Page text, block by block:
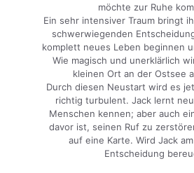
möchte zur Ruhe
Ein sehr intensiver Traum bringt
schwerwiegenden
komplett neues Leben beginnen
Wie magisch und unerklärlich
kleinen Ort an der Ostsee
Durch diesen Neustart wird es
richtig turbulent. Jack lernt
Menschen kennen; aber auch
davor ist, seinen Ruf zu
auf eine Karte. Wird Jack
Entscheidung